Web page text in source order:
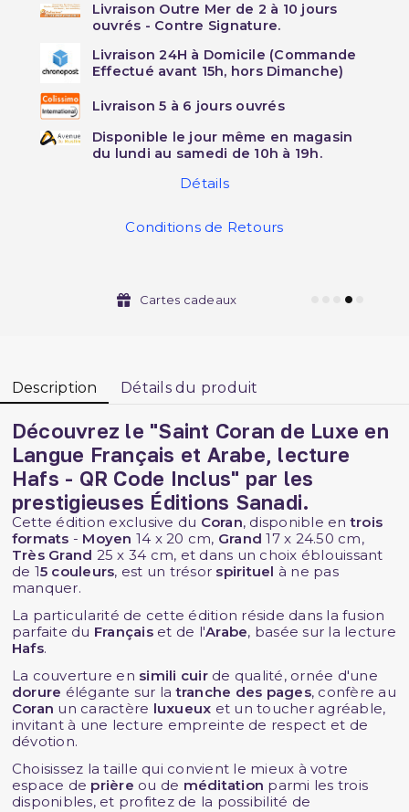
Livraison Outre Mer de 2 à 10 jours
ouvrés - Contre Signature.
Livraison 24H à Domicile (Commande
Effectué avant 15h, hors Dimanche)
Livraison 5 à 6 jours ouvrés
Disponible le jour même en magasin
du lundi au samedi de 10h à 19h.
Détails
Conditions de Retours
Cartes cadeaux
Description Détails du produit
Découvrez le "Saint Coran de Luxe en
Langue Français et Arabe, lecture
Hafs - QR Code Inclus" par les
prestigieuses Éditions Sanadi.
Cette édition exclusive du Coran, disponible entrois
formats - Moyen 14 x 20 cm, Grand17 x 24.50 cm,
Très Grand 25 x 34 cm, et dans un choix éblouissant
de 15 couleurs, est un trésor spirituel à ne pas
manquer.
La particularité de cette édition réside dans la fusion
parfaite du Françaiset de l'Arabe, basée sur la lecture
Hafs.
La couverture en simili cuirde qualité, ornée d'une
dorure élégante sur latranche des pages, confère au
Coran un caractère luxueux et un toucher agréable,
invitant à une lecture empreinte de respect et de
dévotion.
Choisissez la taille qui convient le mieux à votre
espace de prière ou de méditation parmi les trois
disponibles, et profitez de la possibilité de